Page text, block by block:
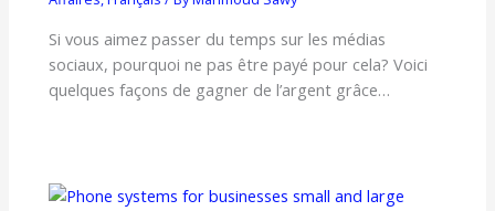
Si vous aimez passer du temps sur les médias
sociaux, pourquoi ne pas être payé pour cela? Voici
quelques façons de gagner de l’argent grâce…